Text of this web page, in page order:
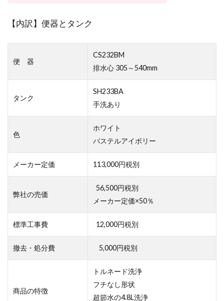
【内訳】便器とタンク
便 器
CS232BM
排水心 305～540mm
タンク
SH233BA
手洗あり
色
ホワイト
パステルアイボリー
メーカー定価 113,000円税別
弊社の売価
56,500円税別
メーカー定価×50％
標準工事費 12,000円税別
撤去・処分費 5,000円税別
商品の特徴
トルネード洗浄
フチなし形状
超節水の4.8L洗浄